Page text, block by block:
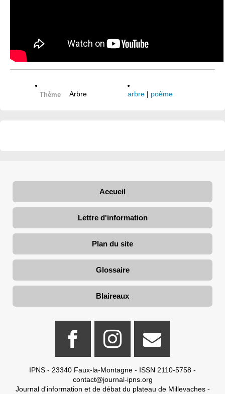
Thème Arbre arbre | poême
Accueil
Lettre d'information
Plan du site
Glossaire
Blaireaux
IPNS - 23340 Faux-la-Montagne - ISSN 2110-5758 -
contact@journal-ipns.org
Journal d'information et de débat du plateau de Millevaches -